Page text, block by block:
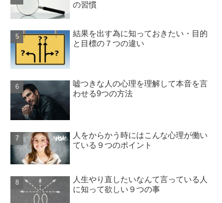
の習慣
結果を出す為に知っておきたい・目的
と目標の７つの違い
嘘つきな人の心理を理解して本音を言
わせる9つの方法
人をからかう時にはこんな心理が働い
ている９つのポイント
人生やり直したいなんて言っている人
に知って欲しい９つの事